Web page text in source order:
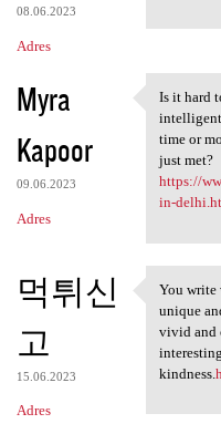
08.06.2023
Adres
Myra
Kapoor
09.06.2023
Adres
Is it
Is it hard
time or
just met?
https://
in-
먹튀신
고
15.06.2023
Adres
You
You write
unique
vivid and
kindness.